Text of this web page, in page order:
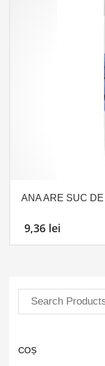
ANA ARE SUC
9,36 lei
COȘ